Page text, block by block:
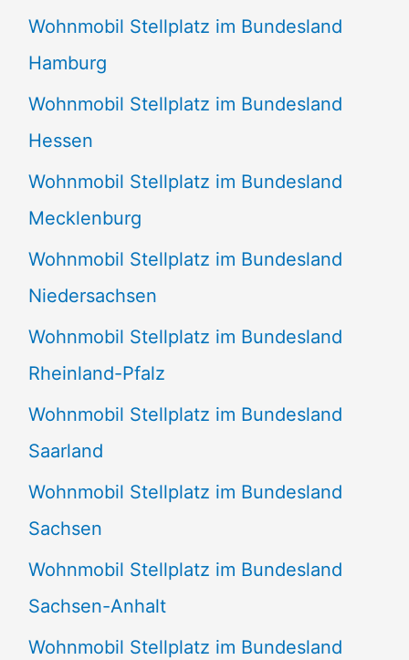
Wohnmobil Stellplatz im Bundesland
Hamburg
Wohnmobil Stellplatz im Bundesland
Hessen
Wohnmobil Stellplatz im Bundesland
Mecklenburg
Wohnmobil Stellplatz im Bundesland
Niedersachsen
Wohnmobil Stellplatz im Bundesland
Rheinland-Pfalz
Wohnmobil Stellplatz im Bundesland
Saarland
Wohnmobil Stellplatz im Bundesland
Sachsen
Wohnmobil Stellplatz im Bundesland
Sachsen-Anhalt
Wohnmobil Stellplatz im Bundesland